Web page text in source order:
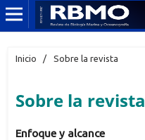
Inicio / Sobre la revista
Sobre la revista
Enfoque y alcance